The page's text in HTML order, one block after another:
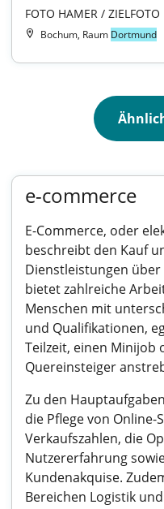
FOTO HAMER / ZIELFOTO
Bochum, Raum Dortmund
e-commerce
E-Commerce, oder
beschreibt den Kauf
Dienstleistungen
bietet zahlreiche
Menschen mit
und Qualifikationen,
Teilzeit, einen Minijob
Quereinsteiger
Zu den
die Pflege von
Verkaufszahlen, die
Nutzererfahrung
Kundenakquise.
Bereichen Logistik